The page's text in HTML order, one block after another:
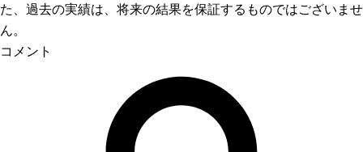
た、過去の実績は、将来の結果を保証するものではございませ
ん。
コメント